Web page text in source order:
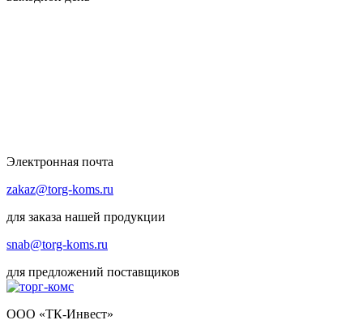
Электронная почта
zakaz@torg-koms.ru
для заказа нашей продукции
snab@torg-koms.ru
для предложений поставщиков
ООО «ТК-Инвест»